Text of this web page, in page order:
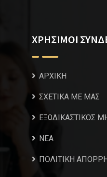
ΧΡΗΣΙΜΟΙ
ΑΡΧΙΚΗ
ΣΧΕΤΙΚΑ ΜΕ ΜΑΣ
ΕΞΩΔΙΚΑΣΤΙΚΟΣ
NEA
ΠΟΛΙΤΙΚΗ